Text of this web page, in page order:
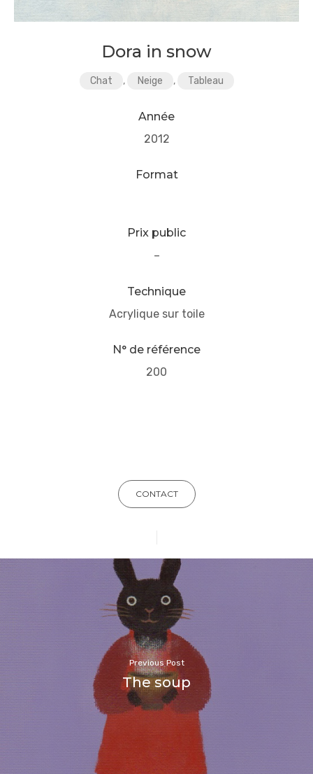
Dora in snow
Chat , Neige , Tableau
Année
2012
Format
Prix public
–
Technique
Acrylique sur toile
N° de référence
200
CONTACT
Previous Post
The soup